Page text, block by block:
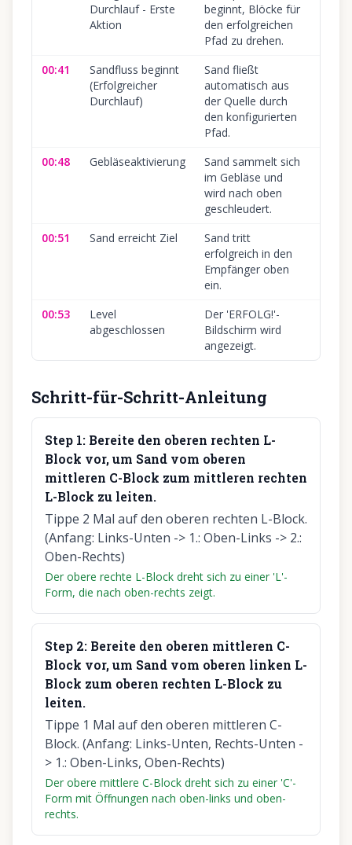
Durchlauf - Erste
Aktion
beginnt, Blöcke für
den erfolgreichen
Pfad zu drehen.
00:41
Sandfluss beginnt
(Erfolgreicher
Durchlauf)
Sand fließt
automatisch aus
der Quelle durch
den konfigurierten
Pfad.
00:48
Gebläseaktivierung
Sand sammelt sich
im Gebläse und
wird nach oben
geschleudert.
00:51
Sand erreicht Ziel
Sand tritt
erfolgreich in den
Empfänger oben
ein.
00:53
Level
abgeschlossen
Der 'ERFOLG!'-
Bildschirm wird
angezeigt.
Schritt-für-Schritt-Anleitung
Step 1: Bereite den oberen rechten L-
Block vor, um Sand vom oberen
mittleren C-Block zum mittleren rechten
L-Block zu leiten.
Tippe 2 Mal auf den oberen rechten L-Block.
(Anfang: Links-Unten -> 1.: Oben-Links -> 2.:
Oben-Rechts)
Der obere rechte L-Block dreht sich zu einer 'L'-
Form, die nach oben-rechts zeigt.
Step 2: Bereite den oberen mittleren C-
Block vor, um Sand vom oberen linken L-
Block zum oberen rechten L-Block zu
leiten.
Tippe 1 Mal auf den oberen mittleren C-
Block. (Anfang: Links-Unten, Rechts-Unten -
> 1.: Oben-Links, Oben-Rechts)
Der obere mittlere C-Block dreht sich zu einer 'C'-
Form mit Öffnungen nach oben-links und oben-
rechts.